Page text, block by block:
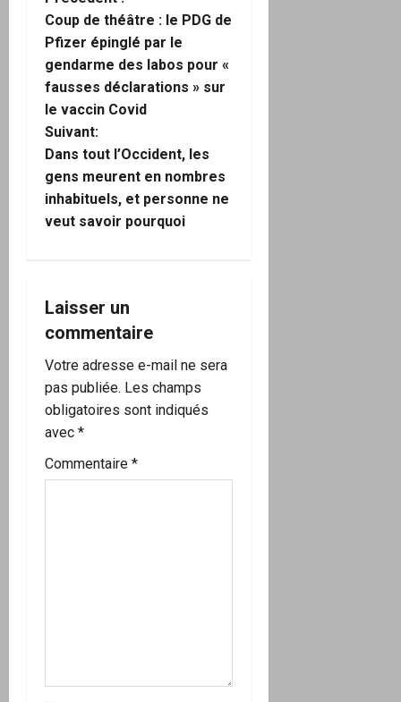
a
v
i
g
a
t
o
n
d
’
a
e
Coup de théâtre : le PDG de
Pfizer épinglé par le
gendarme des labos pour «
fausses déclarations » sur
le vaccin Covid
Suivant:
Dans tout l’Occident, les
gens meurent en nombres
inhabituels, et personne ne
veut savoir pourquoi
Laisser un
commentaire
Votre adresse e-mail ne sera
pas publiée. Les champs
obligatoires sont indiqués
avec *
Commentaire *